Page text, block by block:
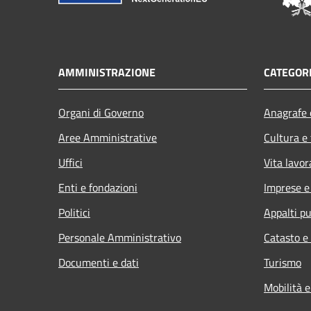
AMMINISTRAZIONE
Organi di Governo
Aree Amministrative
Uffici
Enti e fondazioni
Politici
Personale Amministrativo
Documenti e dati
Cultura
Vita
Imprese
Appalti
Catasto
Turismo
Mobilità